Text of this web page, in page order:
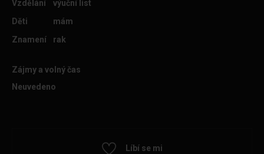
Vzdělání
výuční list
Děti
mám
Znamení
rak
Zájmy a volný čas
Neuvedeno
Líbí se mi